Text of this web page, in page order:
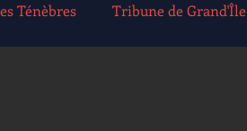
Ténèbres Tribune de Grand'Île